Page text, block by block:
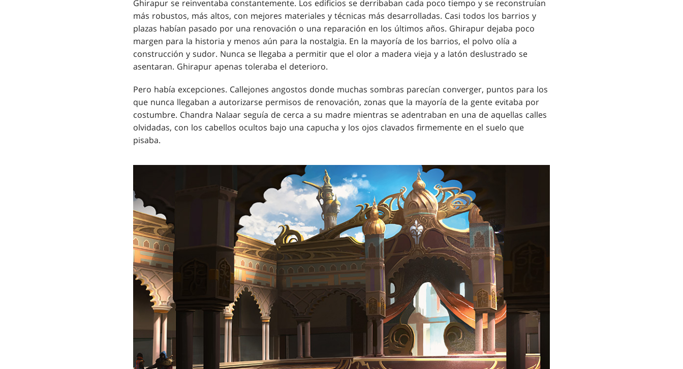
Ghirapur se reinventaba constantemente. Los edificios se derribaban cada poco tiempo y se reconstruían
más robustos, más altos, con mejores materiales y técnicas más desarrolladas. Casi todos los barrios y
plazas habían pasado por una renovación o una reparación en los últimos años. Ghirapur dejaba poco
margen para la historia y menos aún para la nostalgia. En la mayoría de los barrios, el polvo olía a
construcción y sudor. Nunca se llegaba a permitir que el olor a madera vieja y a latón deslustrado se
asentaran. Ghirapur apenas toleraba el deterioro.
Pero había excepciones. Callejones angostos donde muchas sombras parecían converger, puntos para los
que nunca llegaban a autorizarse permisos de renovación, zonas que la mayoría de la gente evitaba por
costumbre. Chandra Nalaar seguía de cerca a su madre mientras se adentraban en una de aquellas calles
olvidadas, con los cabellos ocultos bajo una capucha y los ojos clavados firmemente en el suelo que
pisaba.